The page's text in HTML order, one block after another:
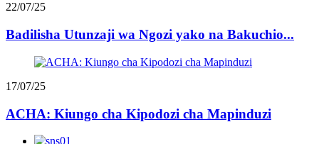
22/07/25
Badilisha Utunzaji wa Ngozi yako na Bakuchio...
17/07/25
ACHA: Kiungo cha Kipodozi cha Mapinduzi